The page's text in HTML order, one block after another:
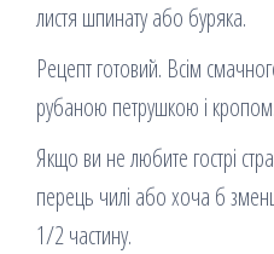
листя шпинату або буряка.
Рецепт готовий. Всім
рубаною петрушкою і кропом.
Якщо ви не любите гострі
перець чилі або хоча б
1/2 частину.